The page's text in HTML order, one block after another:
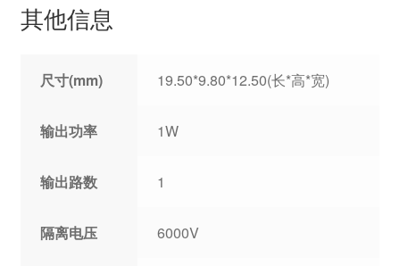
其他信息
尺寸(mm) 19.50*9.80*12.50(长*高*宽)
输出功率 1W
输出路数 1
隔离电压 6000V